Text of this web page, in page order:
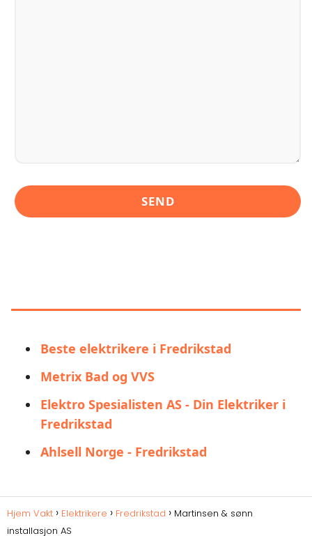
Beste elektrikere i Fredrikstad
Metrix Bad og VVS
Elektro Spesialisten AS - Din Elektriker i
Fredrikstad
Ahlsell Norge - Fredrikstad
Hjem Vakt Elektrikere Fredrikstad
Martinsen & sønn
installasjon AS